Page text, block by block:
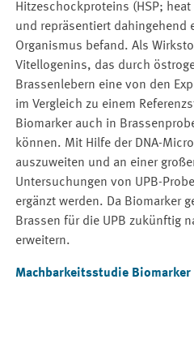
Hitzeschockproteins (HSP;
und repräsentiert dahingehend
Organismus befand. Als
Vitellogenins, das durch
Brassenlebern eine von den
im Vergleich zu einem
Biomarker auch in
können. Mit Hilfe der DNA-
auszuweiten und an einer
Untersuchungen von UPB-
ergänzt werden. Da Biomarker
Brassen für die UPB zukünftig
erweitern.
Machbarkeitsstudie